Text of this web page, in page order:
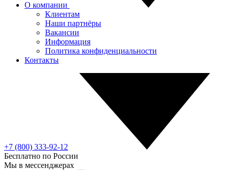
О компании
Клиентам
Наши партнёры
Вакансии
Информация
Политика конфиденциальности
Контакты
+7 (800) 333-92-12
Бесплатно по России
Мы в мессенджерах